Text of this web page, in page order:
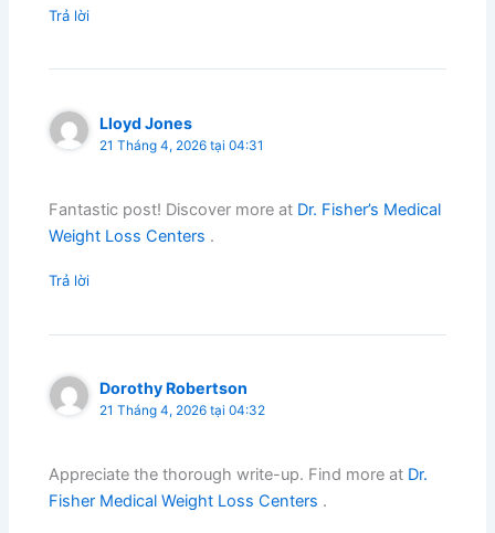
Trả lời
Lloyd Jones
21 Tháng 4, 2026 tại 04:31
Fantastic post! Discover more at Dr. Fisher’s Medical
Weight Loss Centers .
Trả lời
Dorothy Robertson
21 Tháng 4, 2026 tại 04:32
Appreciate the thorough write-up. Find more at Dr.
Fisher Medical Weight Loss Centers .